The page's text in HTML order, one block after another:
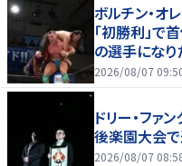
ボルチン・オ
「初勝利」で
の選手になり
2026/08/07
ドリー・ファ
後楽園大会で
2026/08/07